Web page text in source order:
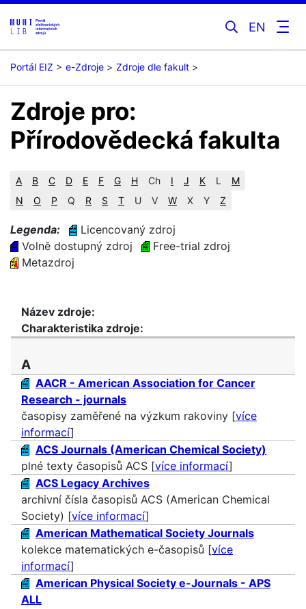
EN
Portál EIZ e-Zdroje Zdroje dle fakult
Zdroje pro:
Přírodovědecká fakulta
A B C D E F G H Ch I J K L
M
N
O P Q R S T U V W X Y Z
Legenda:
Licencovaný zdroj
Volně dostupný zdroj
Free-trial zdroj
Metazdroj
Název zdroje:
Charakteristika zdroje:
A
AACR - American Association for Cancer
Research - journals
časopisy zaměřené na výzkum rakoviny [více
informací]
ACS Journals (American Chemical Society)
plné texty časopisů ACS [více informací]
ACS Legacy Archives
archivní čísla časopisů ACS (American Chemical
Society) [více informací]
American Mathematical Society Journals
kolekce matematických e-časopisů [více
informací]
American Physical Society e-Journals - APS
ALL